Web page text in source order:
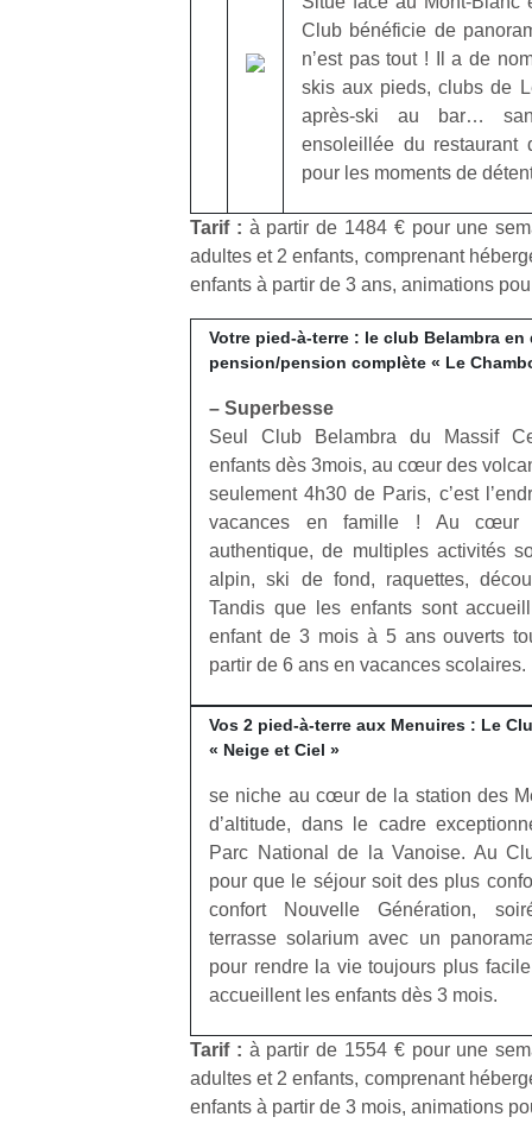
Club bénéficie de
nʼest pas tout ! Il a de
skis aux pieds, clubs de
après-ski au bar…
ensoleillée du restaurant
pour les moments de
Tarif : à partir de 1484 € pour une
adultes et 2 enfants, comprenant
enfants à partir de 3 ans, animations
Votre pied-à-terre : le club Belambra en
pension/pension complète « Le
– Superbesse
Seul Club Belambra du Massif
enfants dès 3mois, au cœur des
seulement 4h30 de Paris, cʼest
vacances en famille ! Au cœur
authentique, de multiples activités
alpin, ski de fond, raquettes,
Tandis que les enfants sont
enfant de 3 mois à 5 ans ouverts
partir de 6 ans en vacances scolaires.
Vos 2 pied-à-terre aux Menuires : Le
« Neige et Ciel »
se niche au cœur de la station des
dʼaltitude, dans le cadre
Parc National de la Vanoise. Au
pour que le séjour soit des plus
confort Nouvelle Génération,
terrasse solarium avec un
pour rendre la vie toujours plus
accueillent les enfants dès 3 mois.
Tarif : à partir de 1554 € pour une
adultes et 2 enfants, comprenant
enfants à partir de 3 mois, animations
NextGen,
une
nouvelle
trottinette
mécanique
Les
enfants
débordent
d’énergie.
Varier les
occupations
n’est pas
simple.
Conjuguer
divertissement,
activité
physique
ou
apprentissage…
Des
trampolines
pour les
grands et
les petits !
vacances
estivales
et avec le
beaux
jours, c’est
pour les
enfants
de…
de